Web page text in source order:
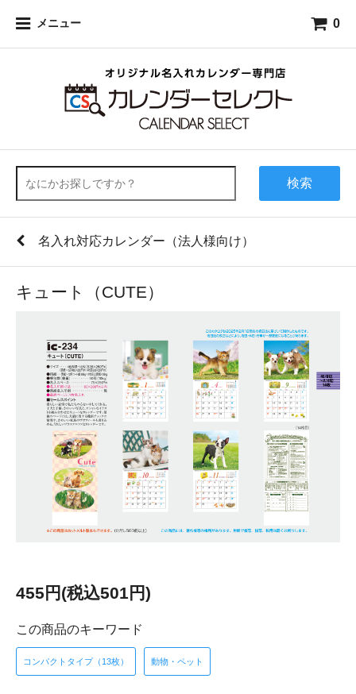
メニュー 0
検索
名入れ対応カレンダー（法人様向け）
キュート（CUTE）
455円(税込501円)
この商品のキーワード
コンパクトタイプ（13枚） 動物・ペット